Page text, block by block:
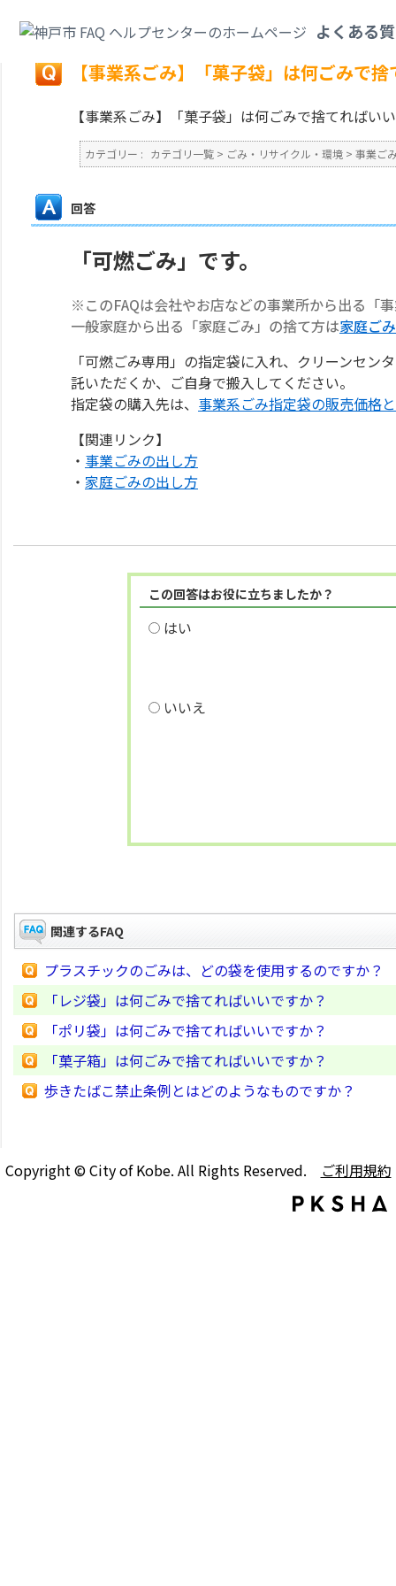
よくある
戻る
【事業系ごみ】「菓子袋」は何ごみで
【事業系ごみ】「菓子袋」は何ごみで捨てればい
カテゴリー : カテゴリ一覧 > ごみ・リサイクル・環境 > 事業ご
回答
「可燃ごみ」です。
※このFAQは会社やお店などの事業所から出る「
一般家庭から出る「家庭ごみ」の捨て方は家庭ご
「可燃ごみ専用」の指定袋に入れ、クリーンセン
託いただくか、ご自身で搬入してください。
指定袋の購入先は、 事業系ごみ指定袋の販売価格
【関連リンク】
・ 事業ごみの出し方
・ 家庭ごみの出し方
この回答はお役に立ちましたか？
はい
いいえ
関連するFAQ
プラスチックのごみは、どの袋を使用するのですか？
「レジ袋」は何ごみで捨てればいいですか？
「ポリ袋」は何ごみで捨てればいいですか？
「菓子箱」は何ごみで捨てればいいですか？
歩きたばこ禁止条例とはどのようなものですか？
Copyright © City of Kobe. All Rights Reserved. ご利用規約